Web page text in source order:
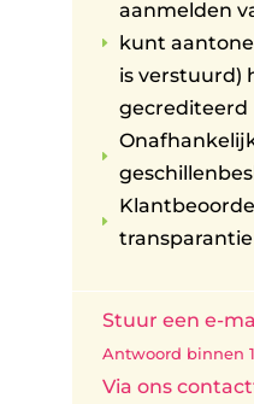
E
aanmelden
kunt
is verstuurd)
gecrediteerd
E
E
transparantie
Stuur een e-
Antwoord binnen
Via ons